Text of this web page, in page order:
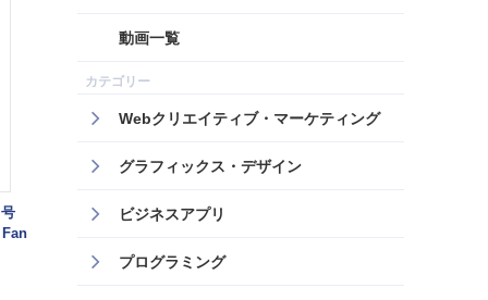
動画一覧
Webクリエイティブ・マーケティング
グラフィックス・デザイン
ビジネスアプリ
プログラミング